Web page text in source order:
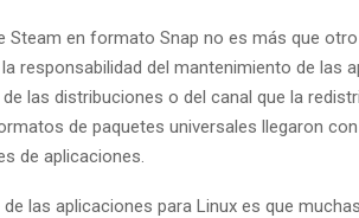
Steam en formato Snap no es más que
responsabilidad del mantenimiento de las
las distribuciones o del canal que la
de paquetes universales llegaron
de aplicaciones.
las aplicaciones para Linux es que